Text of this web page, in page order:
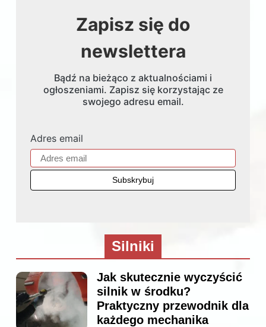
Zapisz się do
newslettera
Bądź na bieżąco z aktualnościami i
ogłoszeniami. Zapisz się korzystając ze
swojego adresu email.
Adres email
Silniki
Jak skutecznie wyczyścić
silnik w środku?
Praktyczny przewodnik dla
każdego mechanika